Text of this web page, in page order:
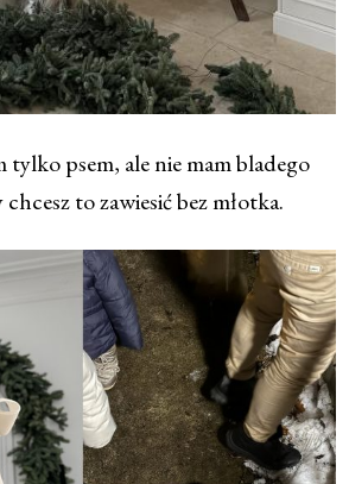
tylko psem, ale nie mam bladego
to zawiesić bez młotka.